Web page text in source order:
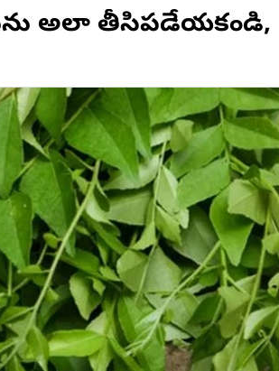
అలా తీసిపడేయకండి,